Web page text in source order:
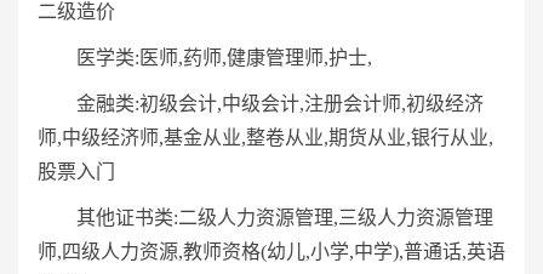
二级造价
医学类:医师,药师,健康管理师,护士,
金融类:初级会计,中级会计,注册会计师,初级经济
师,中级经济师,基金从业,整卷从业,期货从业,银行从业,
股票入门
其他证书类:二级人力资源管理,三级人力资源管理
师,四级人力资源,教师资格(幼儿,小学,中学),普通话,英语